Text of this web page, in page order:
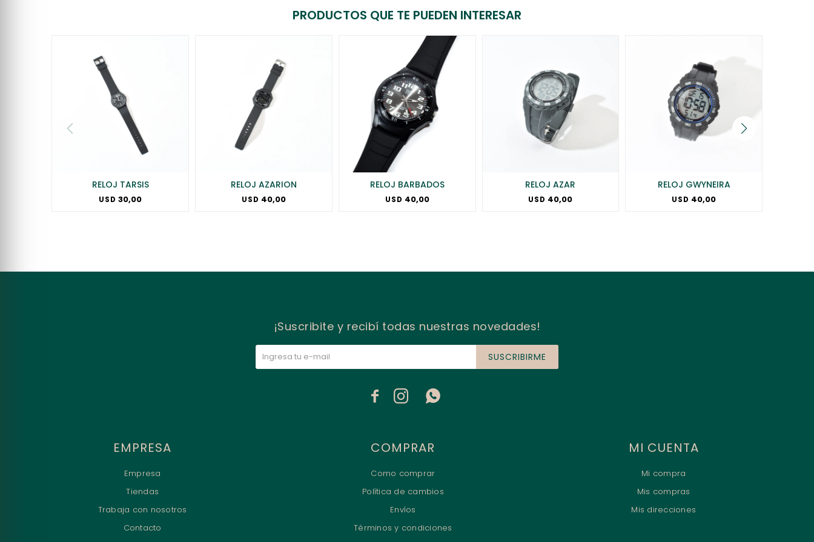
PRODUCTOS QUE TE PUEDEN INTERESAR
RELOJ TARSIS
USD 30,00
RELOJ AZARION
USD 40,00
RELOJ BARBADOS
USD 40,00
RELOJ AZAR
USD 40,00
RELOJ GWYNEIRA
USD 40,00
EMPRESA
Empresa
Tiendas
Trabaja con nosotros
Contacto
COMPRAR
Como comprar
Política de cambios
Envíos
Términos y condiciones
MI CUENTA
Mi compra
Mis compras
Mis direcciones
¡Suscribite y recibí todas nuestras novedades!
SUSCRIBIRME
  